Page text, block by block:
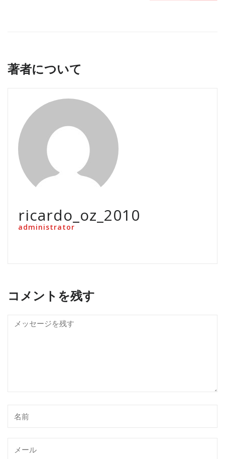
著者について
ricardo_oz_2010
administrator
コメントを残す